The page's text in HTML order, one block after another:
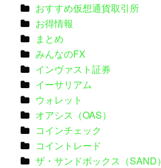
おすすめ仮想通貨取引所
お得情報
まとめ
みんなのFX
インヴァスト証券
イーサリアム
ウォレット
オアシス（OAS）
コインチェック
コイントレード
ザ・サンドボックス（SAND）